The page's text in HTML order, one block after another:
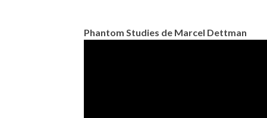
Phantom Studies de Marcel Dettman